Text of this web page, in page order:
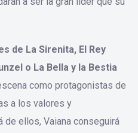
de La Sirenita, El Rey
o La Bella y la Bestia
como protagonistas de
a los valores y
de ellos, Vaiana conseguirá